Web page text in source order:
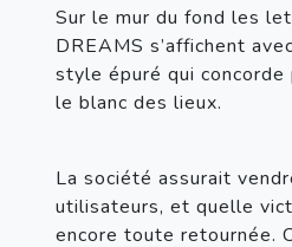
Sur le mur du fond les
DREAMS s’affichent
style épuré qui
le blanc des lieux.
La société assurait
utilisateurs, et quelle
encore toute retournée.